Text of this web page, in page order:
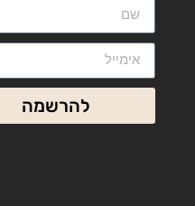
שם מלא
אימייל
להרשמה